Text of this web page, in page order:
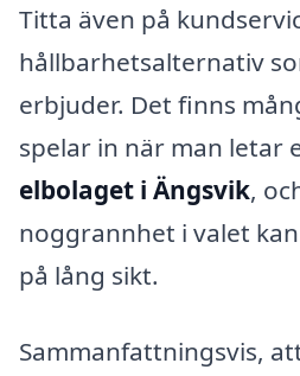
Titta även på
hållbarhetsalternativ
erbjuder. Det finns
spelar in när man letar
elbolaget i Ängsvik,
noggrannhet i valet
på lång sikt.
Sammanfattningsvis,